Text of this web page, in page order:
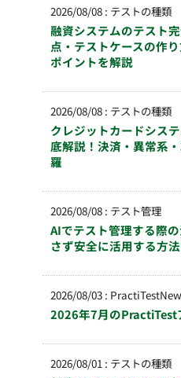
2026/08/08: テストの種類
融資システムのテスト
点・テストケースの作
ポイントを解説
2026/08/08: テストの種類
クレジットカードシス
底解説！決済・異常系
羅
2026/08/08: テスト管理
AIでテスト管理する際
さず安全に活用する方
2026/08/03:
2026年7月のPractiTest
2026/08/01 : テストの種類